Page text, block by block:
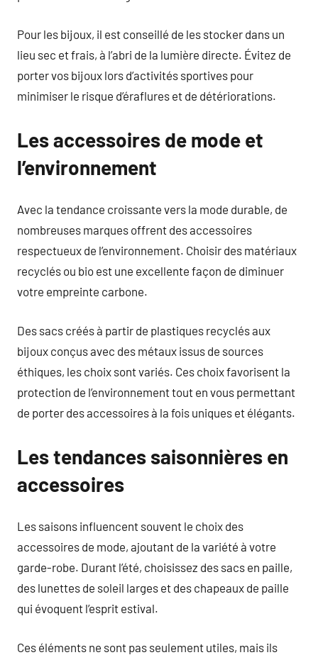
Pour les bijoux, il est conseillé de les stocker dans un
lieu sec et frais, à l’abri de la lumière directe. Évitez de
porter vos bijoux lors d’activités sportives pour
minimiser le risque d’éraflures et de détériorations.
Les accessoires de mode et
l’environnement
Avec la tendance croissante vers la mode durable, de
nombreuses marques offrent des accessoires
respectueux de l’environnement. Choisir des matériaux
recyclés ou bio est une excellente façon de diminuer
votre empreinte carbone.
Des sacs créés à partir de plastiques recyclés aux
bijoux conçus avec des métaux issus de sources
éthiques, les choix sont variés. Ces choix favorisent la
protection de l’environnement tout en vous permettant
de porter des accessoires à la fois uniques et élégants.
Les tendances saisonnières en
accessoires
Les saisons influencent souvent le choix des
accessoires de mode, ajoutant de la variété à votre
garde-robe. Durant l’été, choisissez des sacs en paille,
des lunettes de soleil larges et des chapeaux de paille
qui évoquent l’esprit estival.
Ces éléments ne sont pas seulement utiles, mais ils